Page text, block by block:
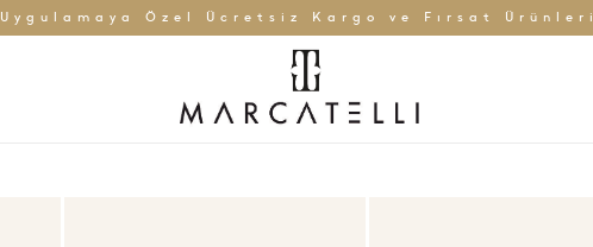
Uygulamaya Özel Ücretsiz Kargo ve Fırsat Ürünleri